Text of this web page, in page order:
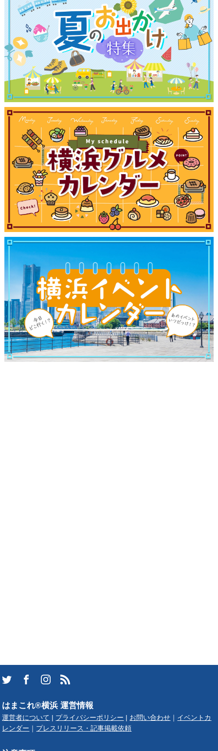
観光ガイド
ランキング
はまこれ®横浜 運営情報
運営者について | プライバシーポリシー | お問い合わせ ｜ イベントカ
レンダー ｜ プレスリリース・記事掲載依頼